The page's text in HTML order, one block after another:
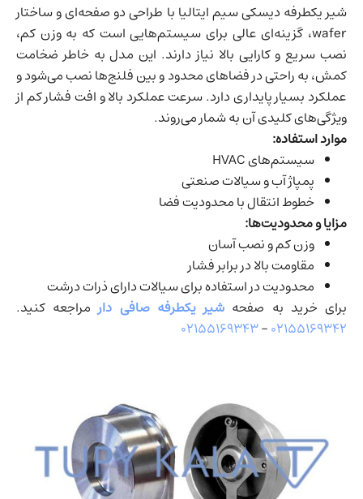
شیر یکطرفه دیسکی سیم ایتالیا با طراحی دو صفحه‌ای و ساختار
wafer، گزینه‌ای عالی برای سیستم‌هایی است که به وزن کم،
نصب سریع و کارایی بالا نیاز دارند. این مدل به خاطر ضخامت
کمش، به راحتی در فضاهای محدود و بین فلنج‌ها نصب می‌شود و
عملکرد بسیار پایداری دارد. سرعت عملکرد بالا و افت فشار کم از
ویژگی‌های کلیدی آن به شمار می‌روند.
موارد استفاده:
سیستم‌های HVAC
پمپاژ آب و سیالات صنعتی
خطوط انتقال با محدودیت فضا
مزایا و محدودیت‌ها:
وزن کم و نصب آسان
مقاومت بالا در برابر فشار
محدودیت در استفاده برای سیالات دارای ذرات درشت
برای خرید به صفحه شیر یکطرفه صافی دار مراجعه کنید.
۰۲۱۵۵۱۶۹۳۴۲–۰۲۱۵۵۱۶۹۳۴۳